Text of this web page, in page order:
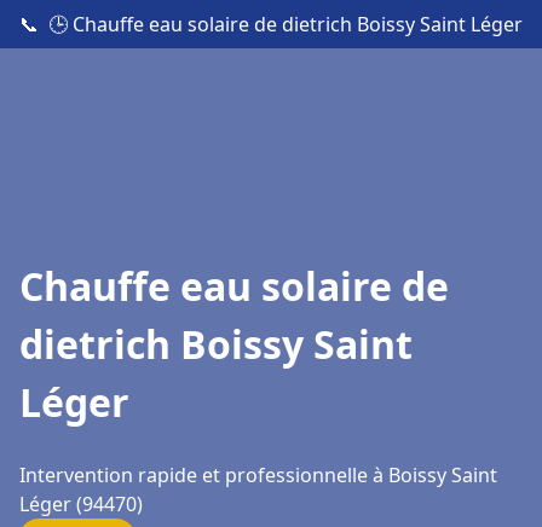
📞 🕒 Chauffe eau solaire de dietrich Boissy Saint Léger
Chauffe eau solaire de
dietrich Boissy Saint
Léger
Intervention rapide et professionnelle à Boissy Saint
Léger (94470)